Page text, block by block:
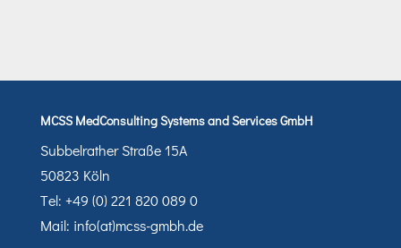
MCSS MedConsulting Systems and Services GmbH
Subbelrather Straße 15A
50823 Köln
Tel: +49 (0) 221 820 089 0
Mail: info(at)mcss-gmbh.de